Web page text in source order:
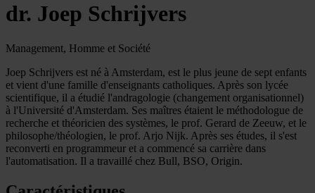
dr. Joep Schrijvers
Management, Homme et Société
Joep Schrijvers est né à Amsterdam, est le plus jeune de sept enfants
et vient d'une famille d'enseignants catholiques. Après son lycée
scientifique, il a étudié l'andragologie (changement organisationnel)
à l'Université d'Amsterdam. Ses maîtres étaient le méthodologue de
recherche et théoricien des systèmes, le prof. Gerard de Zeeuw, et le
philosophe/théologien, le prof. Arjo Nijk. Après ses études, il s'est
reconverti en programmeur et a commencé sa carrière dans
l'automatisation. Il a travaillé chez Bull, BSO, Origin.